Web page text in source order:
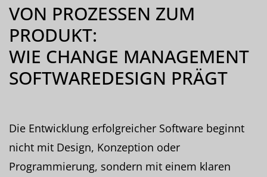
VON PROZESSEN ZUM
PRODUKT:
WIE CHANGE MANAGEMENT
SOFTWAREDESIGN PRÄGT
Die Entwicklung erfolgreicher Software beginnt
nicht mit Design, Konzeption oder
Programmierung, sondern mit einem klaren